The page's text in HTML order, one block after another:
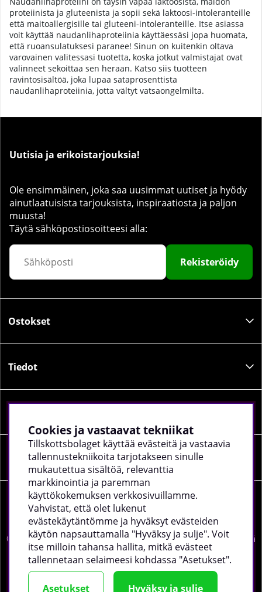
proteiinista ja gluteenista ja sopii sekä laktoosi-intoleranteille
että maitoallergisille tai gluteeni-intoleranteille. Itse asiassa
voit käyttää naudanlihaproteiinia käyttäessäsi jopa huomata,
että ruoansulatuksesi paranee! Sinun on kuitenkin oltava
varovainen valitessasi tuotetta, koska jotkut valmistajat ovat
valinneet sekoittaa sen heraan. Katso siis tuotteen
ravintosisältöä, joka lupaa sataprosenttista
naudanlihaproteiinia, jotta vältyt vatsaongelmilta.
Uutisia ja erikoistarjouksia!
Ole ensimmäinen, joka saa uusimmat uutiset ja hyödy
ainutlaatuisista tarjouksista, inspiraatiosta ja paljon
muusta!
Täytä sähköpostiosoitteesi alla:
Rekisteröidy
Ostokset
Tiedot
Yrityksen tiedot
© 2026 tillskottsbolaget.fi. Käytämme evästeitä -lue lisää
täältä.
Cookies ja vastaavat tekniikat
Tillskottsbolaget käyttää evästeitä ja vastaavia
tallennustekniikoita tarjotakseen sinulle
mukautettua sisältöä, relevanttia
markkinointia ja paremman
käyttökokemuksen verkkosivuillamme.
Vahvistat, että olet lukenut
evästekäytäntömme ja hyväksyt evästeiden
käytön napsauttamalla "Hyväksy ja sulje". Voit
itse milloin tahansa hallita, mitkä evästeet
tallennetaan selaimeesi kohdassa "Asetukset".
Asetukset Hyväksy ja sulje